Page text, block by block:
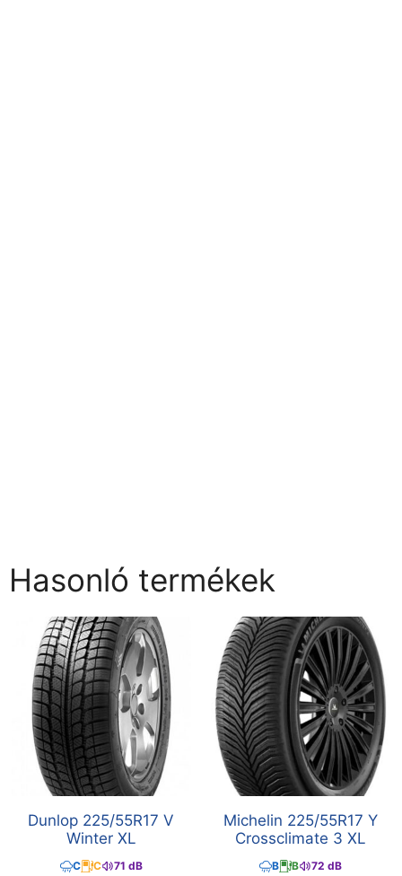
Hasonló termékek
Dunlop 225/55R17 V
Winter XL
C C 71 dB
Michelin 225/55R17 Y
Crossclimate 3 XL
B B 72 dB